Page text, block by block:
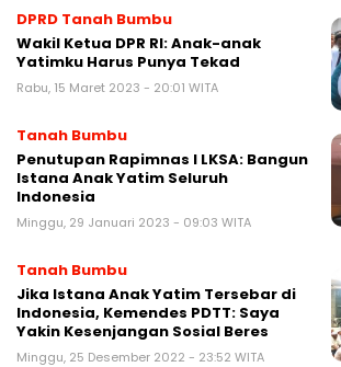
DPRD Tanah Bumbu
Wakil Ketua DPR RI: Anak-anak
Yatimku Harus Punya Tekad
Rabu, 15 Maret 2023 - 20:01 WITA
Tanah Bumbu
Penutupan Rapimnas l LKSA: Bangun
Istana Anak Yatim Seluruh
Indonesia
Minggu, 29 Januari 2023 - 09:03 WITA
Tanah Bumbu
Jika Istana Anak Yatim Tersebar di
Indonesia, Kemendes PDTT: Saya
Yakin Kesenjangan Sosial Beres
Minggu, 25 Desember 2022 - 23:52 WITA